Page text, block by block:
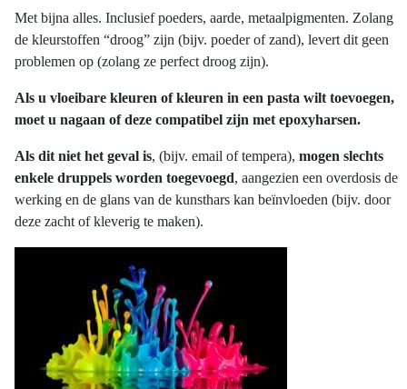
Met bijna alles. Inclusief poeders, aarde, metaalpigmenten. Zolang
de kleurstoffen “droog” zijn (bijv. poeder of zand), levert dit geen
problemen op (zolang ze perfect droog zijn).
Als u vloeibare kleuren of kleuren in een pasta wilt toevoegen,
moet u nagaan of deze compatibel zijn met epoxyharsen.
Als dit niet het geval is, (bijv. email of tempera), mogen slechts
enkele druppels worden toegevoegd, aangezien een overdosis de
werking en de glans van de kunsthars kan beïnvloeden (bijv. door
deze zacht of kleverig te maken).